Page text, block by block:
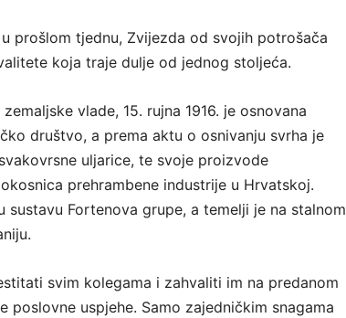
prošlom tjednu, Zvijezda od svojih potrošača
koja traje dulje od jednog stoljeća.
vlade, 15. rujna 1916. je osnovana
društvo, a prema aktu o osnivanju svrha je
uljarice, te svoje proizvode
prehrambene industrije u Hrvatskoj.
Fortenova grupe, a temelji je na stalnom
svim kolegama i zahvaliti im na predanom
poslovne uspjehe. Samo zajedničkim snagama